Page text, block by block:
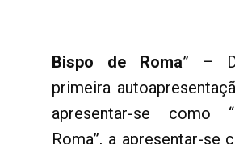
Bispo de Roma” –
primeira
apresentar-se como
Roma”, a apresentar-se